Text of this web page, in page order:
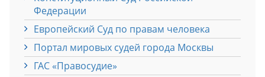
Федерации
Европейский Cуд по правам человека
Портал мировых судей города Москвы
ГАС «Правосудие»